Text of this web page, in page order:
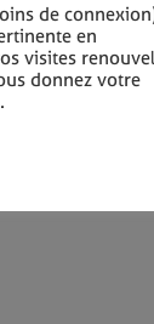
de
en
visites
donnez votre